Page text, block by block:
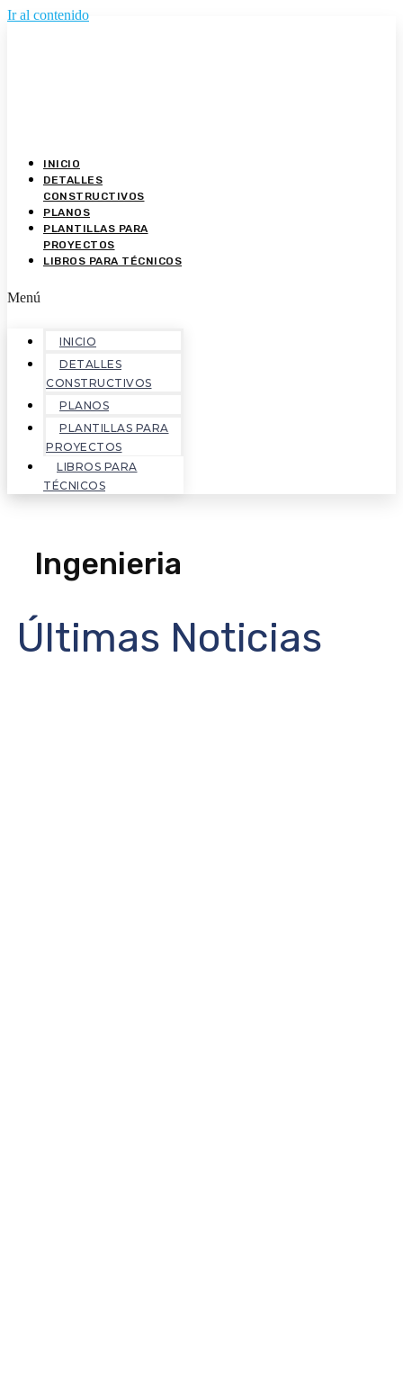
Ir al contenido
INICIO
DETALLES
CONSTRUCTIVOS
PLANOS
PLANTILLAS PARA
PROYECTOS
LIBROS PARA TÉCNICOS
Menú
INICIO
DETALLES
CONSTRUCTIVOS
PLANOS
PLANTILLAS PARA
PROYECTOS
LIBROS PARA
TÉCNICOS
Ingenieria
Últimas Noticias